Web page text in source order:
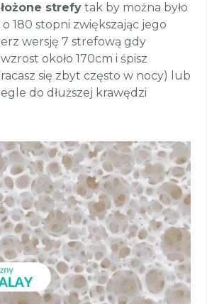
strefy tak by można było
180 stopni zwiększając jego
wersję 7 strefową gdy
około 170cm i śpisz
się zbyt często w nocy) lub
do dłuższej krawędzi